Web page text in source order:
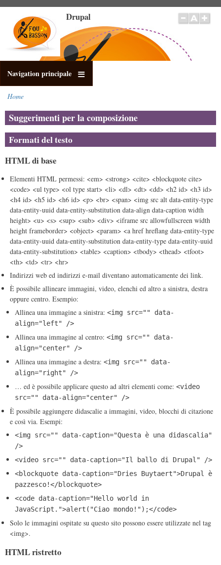
contenuto
principale
Drupal
Navigation principale
di
pane
Home
Suggerimenti per la composizione
Formati del testo
HTML di base
Elementi HTML permessi: <em> <strong> <cite> <blockquote cite>
<code> <ul type> <ol type start> <li> <dl> <dt> <dd> <h2 id> <h3 id>
<h4 id> <h5 id> <h6 id> <p> <br> <span> <img src alt data-entity-type
data-entity-uuid data-entity-substitution data-align data-caption width
height> <u> <s> <sup> <sub> <div> <iframe src allowfullscreen width
height frameborder> <object> <param> <a href hreflang data-entity-type
data-entity-uuid data-entity-substitution data-entity-type data-entity-uuid
data-entity-substitution> <table> <caption> <tbody> <thead> <tfoot>
<th> <td> <tr> <hr>
Indirizzi web ed indirizzi e-mail diventano automaticamente dei link.
È possibile allineare immagini, video, elenchi ed altro a sinistra, destra
oppure centro. Esempio:
Allinea una immagine a sinistra: <img src="" data-
align="left" />
Allinea una immagine al centro: <img src="" data-
align="center" />
Allinea una immagine a destra: <img src="" data-
align="right" />
… ed è possibile applicare questo ad altri elementi come: <video
src="" data-align="center" />
È possibile aggiungere didascalie a immagini, video, blocchi di citazione
e così via. Esempi:
<img src="" data-caption="Questa è una didascalia"
/>
<video src="" data-caption="Il ballo di Drupal" />
<blockquote data-caption="Dries Buytaert">Drupal è
pazzesco!</blockquote>
<code data-caption="Hello world in
JavaScript.">alert("Ciao mondo!");</code>
Solo le immagini ospitate su questo sito possono essere utilizzate nel tag
<img>.
HTML ristretto